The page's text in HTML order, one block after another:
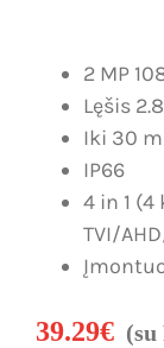
Vartų
Įeigos
Krepšelis
Paskyra
Vartotojo
2 MP
Lęšis
Iki 30
IP66
4 in 1
TVI/
39.29€